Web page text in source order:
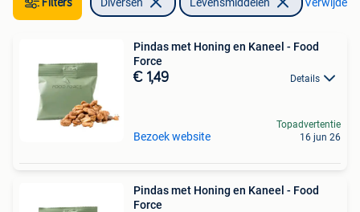
Pindas met Honing en Kaneel - Food
Force
€ 1,49 Details
Bezoek website
Topadvertentie
16 jun 26
Pindas met Honing en Kaneel - Food
Force